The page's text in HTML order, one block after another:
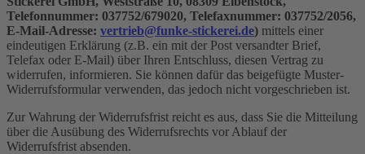
Telefonnummer: 037752/679020, Telefaxnummer: 037752/2056,
E-Mail-Adresse: vertrieb@funke-stickerei.de) mittels einer
eindeutigen Erklärung (z.B. ein mit der Post versandter Brief,
Telefax oder E-Mail) über Ihren Entschluss, diesen Vertrag zu
widerrufen, informieren. Sie können dafür das beigefügte Muster-
Widerrufsformular verwenden, das jedoch nicht vorgeschrieben ist.
Zur Wahrung der Widerrufsfrist reicht es aus, dass Sie die Mitteilung
über die Ausübung des Widerrufsrechts vor Ablauf der
Widerrufsfrist absenden.